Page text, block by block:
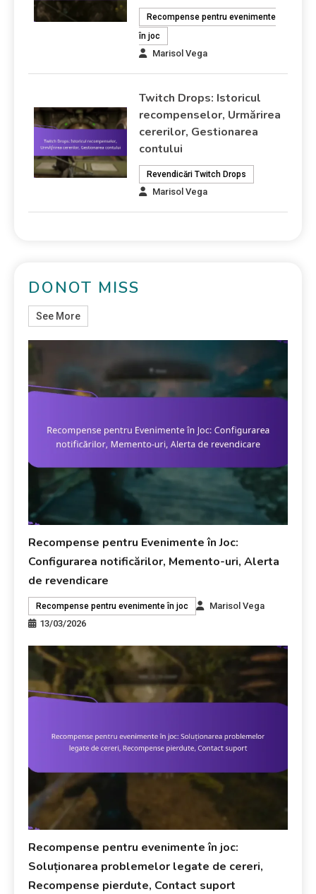
Recompense pentru evenimente
în joc
Marisol Vega
Twitch Drops: Istoricul
recompenselor, Urmărirea
cererilor, Gestionarea
contului
Revendicări Twitch Drops
Marisol Vega
DONOT MISS
See More
Recompense pentru Evenimente în Joc:
Configurarea notificărilor, Memento-uri, Alerta
de revendicare
Recompense pentru evenimente în joc
Marisol Vega
13/03/2026
Recompense pentru evenimente în joc:
Soluționarea problemelor legate de cereri,
Recompense pierdute, Contact suport